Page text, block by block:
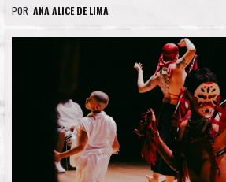
POR ANA ALICE DE LIMA